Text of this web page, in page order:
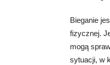
Bieganie
fizycznej.
mogą
sytuacji, w